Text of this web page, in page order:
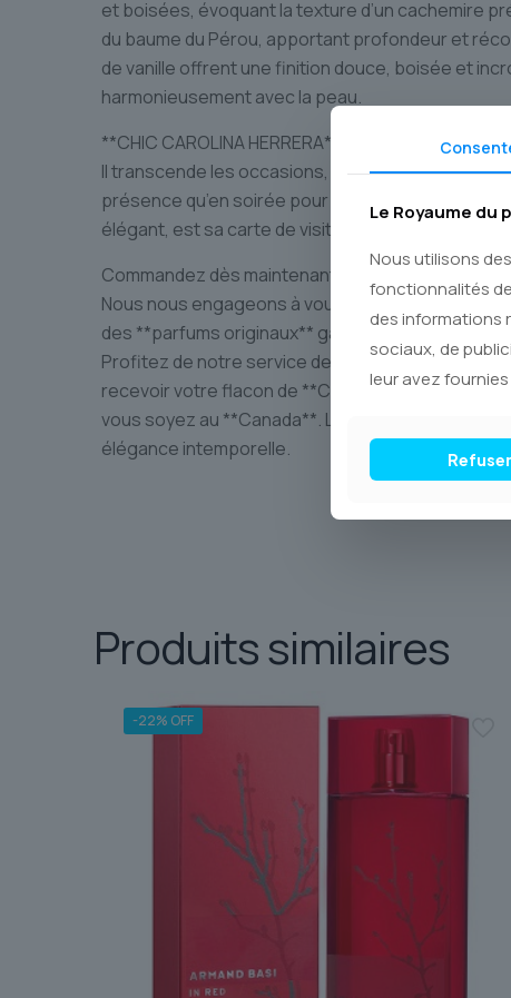
et boisées, évoquant la texture d’un cachemire
du baume du Pérou, apportant profondeur et
de vanille offrent une finition douce, boisée et
harmonieusement avec la peau.
**CHIC CAROLINA HERRERA** est le compagnon
Il transcende les occasions, se portant avec
présence qu’en soirée pour captiver tous les
élégant, est sa carte de visite la plus précieuse.
Commandez dès maintenant cette icône de la
Nous nous engageons à vous offrir une
des **parfums originaux** garantis, authentifiés
Profitez de notre service de **livraison par
recevoir votre flacon de **CHIC CAROLINA
vous soyez au **Canada**. Laissez cette
élégance intemporelle.
Produits similaires
-22% OFF
Le Royaume du
Nous utilisons
fonctionnalités
des informations
sociaux, de
leur avez
Refuser